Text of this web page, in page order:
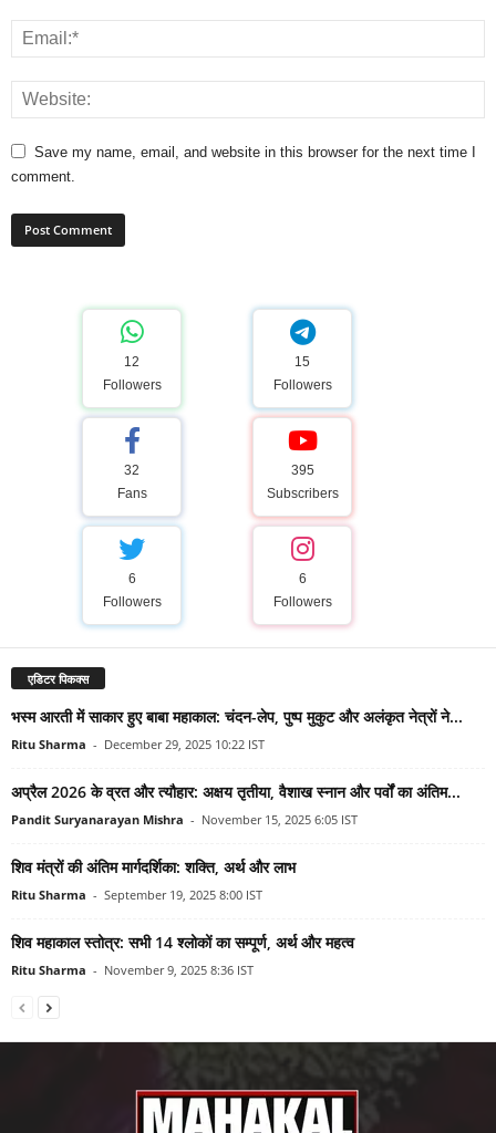
Save my name, email, and website in this browser for the next time I
comment.
12
Followers
15
Followers
32
Fans
395
Subscribers
6
Followers
6
Followers
एडिटर पिकक्स
भस्म आरती में साकार हुए बाबा महाकाल: चंदन-लेप, पुष्प मुकुट और अलंकृत नेत्रों ने...
Ritu Sharma - December 29, 2025 10:22 IST
अप्रैल 2026 के व्रत और त्यौहार: अक्षय तृतीया, वैशाख स्नान और पर्वों का अंतिम...
Pandit Suryanarayan Mishra - November 15, 2025 6:05 IST
शिव मंत्रों की अंतिम मार्गदर्शिका: शक्ति, अर्थ और लाभ
Ritu Sharma - September 19, 2025 8:00 IST
शिव महाकाल स्तोत्र: सभी 14 श्लोकों का सम्पूर्ण, अर्थ और महत्व
Ritu Sharma - November 9, 2025 8:36 IST